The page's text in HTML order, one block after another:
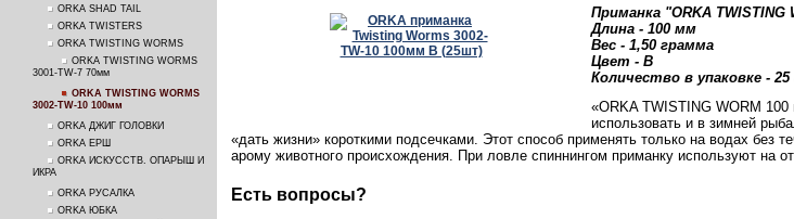
ORKA SHAD TAIL
ORKA TWISTERS
ORKA TWISTING WORMS
ORKA TWISTING WORMS
3001-TW-7 70мм
ORKA TWISTING WORMS
3002-TW-10 100мм
ORKA ДЖИГ ГОЛОВКИ
ORKA ЕРШ
ORKA ИСКУССТВ. ОПАРЫШ И
ИКРА
ORKA РУСАЛКА
ORKA ЮБКА
Приманка "ORKA TWISTING
Длина - 100 мм
Вес - 1,50 грамма
Цвет - B
Количество в упаковке -
«ORKA TWISTING WORM
использовать и в зимней
«дать жизни» короткими подсечками. Этот способ применять только на водах без
арому животного происхождения. При ловле спиннингом приманку используют на
Есть вопросы?